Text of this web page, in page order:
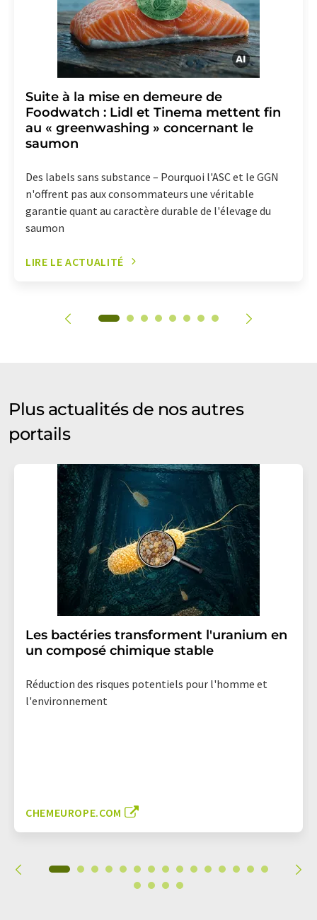
Suite à la mise en demeure de
Foodwatch : Lidl et Tinema mettent fin
au « greenwashing » concernant le
saumon
Des labels sans substance – Pourquoi l'ASC et le GGN
n'offrent pas aux consommateurs une véritable
garantie quant au caractère durable de l'élevage du
saumon
LIRE LE ACTUALITÉ
Plus actualités de nos autres
portails
Les bactéries transforment l'uranium en
un composé chimique stable
Réduction des risques potentiels pour l'homme et
l'environnement
CHEMEUROPE.COM